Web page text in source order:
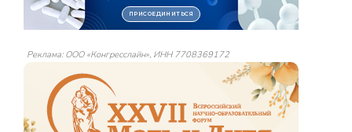
Реклама: ООО «Конгресслайн», ИНН 7708369172